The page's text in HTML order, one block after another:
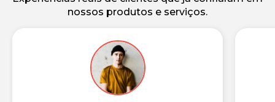
Experiências reais de clientes que já confiaram em
nossos produtos e serviços.